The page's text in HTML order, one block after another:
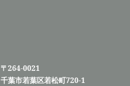
〒264-0021
千葉市若葉区若松町720-1